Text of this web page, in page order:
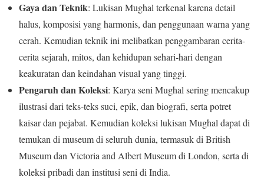
Gaya dan Teknik: Lukisan Mughal terkenal karena detail
halus, komposisi yang harmonis, dan penggunaan warna yang
cerah. Kemudian teknik ini melibatkan penggambaran cerita-
cerita sejarah, mitos, dan kehidupan sehari-hari dengan
keakuratan dan keindahan visual yang tinggi.
Pengaruh dan Koleksi: Karya seni Mughal sering mencakup
ilustrasi dari teks-teks suci, epik, dan biografi, serta potret
kaisar dan pejabat. Kemudian koleksi lukisan Mughal dapat di
temukan di museum di seluruh dunia, termasuk di British
Museum dan Victoria and Albert Museum di London, serta di
koleksi pribadi dan institusi seni di India.